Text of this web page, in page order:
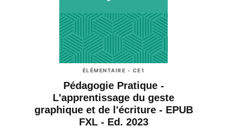
ÉLÉMENTAIRE - CE1
Pédagogie Pratique -
L'apprentissage du geste
graphique et de l'écriture - EPUB
FXL - Ed. 2023